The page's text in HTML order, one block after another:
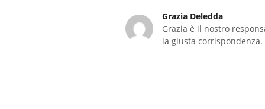
Grazia Deledda
Grazia è il nostro
la giusta